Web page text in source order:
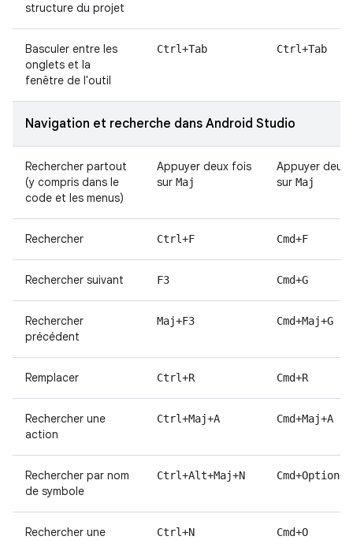
structure du projet
Basculer entre les
onglets et la
fenêtre de l'outil
Ctrl+Tab Ctrl+Tab
Navigation et recherche dans Android Studio
Rechercher partout
(y compris dans le
code et les menus)
Appuyer deux fois
sur Maj
Appuyer deux
sur Maj
Rechercher Ctrl+F Cmd+F
Rechercher suivant F3 Cmd+G
Rechercher
précédent
Maj+F3 Cmd+Maj+G
Remplacer Ctrl+R Cmd+R
Rechercher une
action
Ctrl+Maj+A Cmd+Maj+A
Rechercher par nom
de symbole
Ctrl+Alt+Maj+N Cmd+Option+O
Rechercher une
Ctrl+N Cmd+O